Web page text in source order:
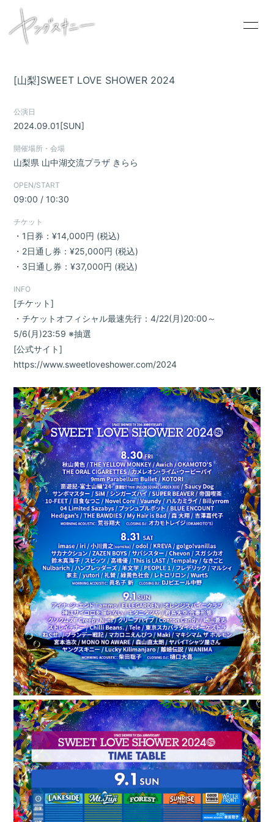
CONTACT
GOODS
会員登録 ログイン
BLOG
MOVIE
GALLERY
RADIO
Q&A
ヤンスキ株式手帳
FC GOODS
[山梨]SWEET LOVE SHOWER 2024
公演日
2024.09.01[SUN]
開催場所・会場
山梨県 山中湖交流プラザ きらら
OPEN/START
09:00 / 10:30
チケット
・1日券：¥14,000円 (税込)
・2日通し券：¥25,000円 (税込)
・3日通し券：¥37,000円 (税込)
INFO
[チケット]
・チケットオフィシャル最速先行：4/22(月)20:00～
5/6(月)23:59 ※抽選
[公式サイト]
https://www.sweetloveshower.com/2024